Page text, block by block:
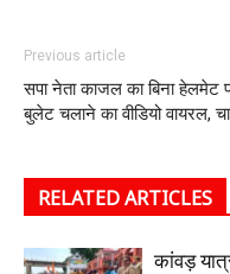
Previous article
सपा नेता काजल का बिना हेलमेट
बुलेट चलाने का वीडियो वायरल,
RELATED ARTICLES
कांवड़